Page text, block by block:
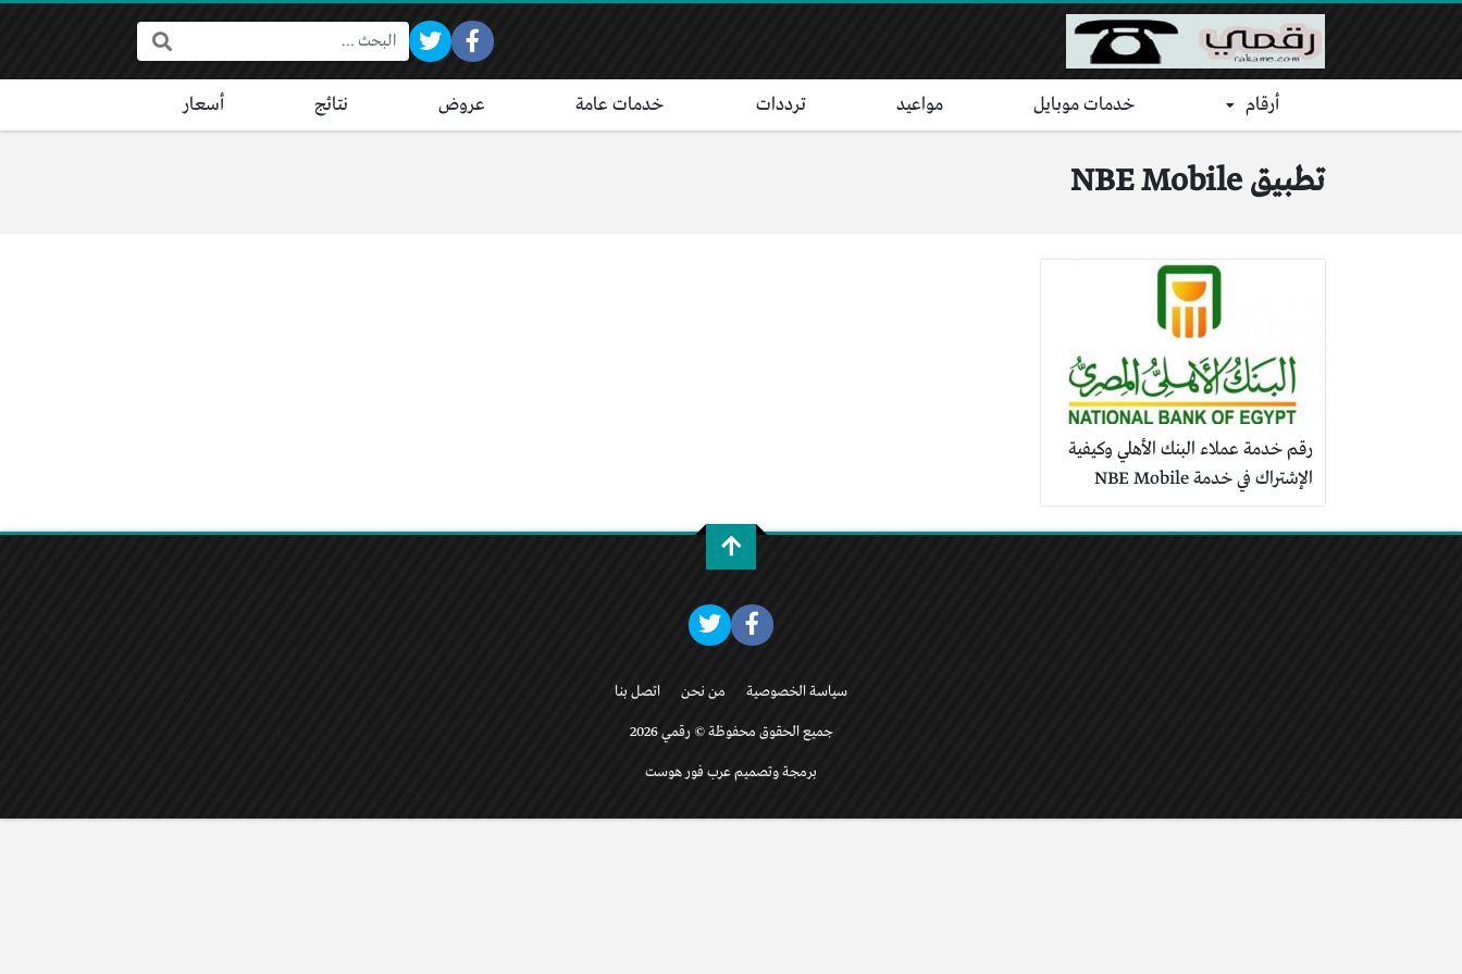
البحث:
أرقام خدمات موبايل مواعيد ترددات خدمات عامة عروض نتائج أسعار
تطبيق NBE Mobile
رقم خدمة عملاء البنك الأهلي وكيفية
الإشتراك في خدمة NBE Mobile
سياسة الخصوصية من نحن اتصل بنا
جميع الحقوق محفوظة © رقمي 2026
برمجة وتصميم عرب فور هوست